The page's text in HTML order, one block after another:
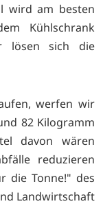
wird am besten
Kühlschrank
lösen sich die
werfen wir
82 Kilogramm
davon wären
reduzieren
die Tonne!" des
Landwirtschaft